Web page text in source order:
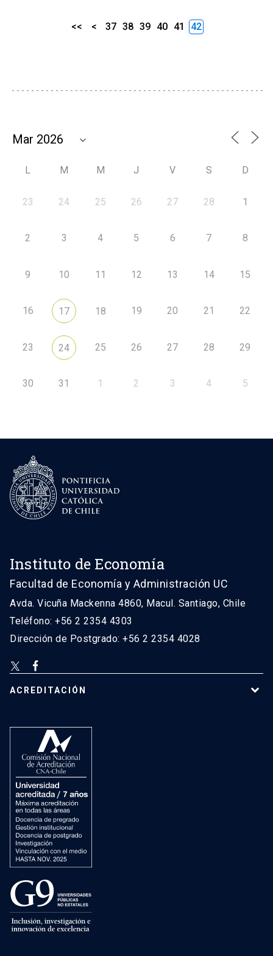
<< < 37 38 39 40 41 42
L M M J V S D
23 24 25 26 27 28 1
2 3 4 5 6 7 8
9 10 11 12 13 14 15
16 17 18 19 20 21 22
23 24 25 26 27 28 29
30 31 1 2 3 4 5
Instituto de Economía
Facultad de Economía y Administración UC
Avda. Vicuña Mackenna 4860, Macul. Santiago, Chile
Teléfono: +56 2 2354 4303
Dirección de Postgrado: +56 2 2354 4028
ACREDITACIÓN